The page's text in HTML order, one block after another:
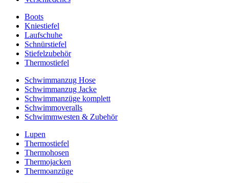
Boots
Kniestiefel
Laufschuhe
Schnürstiefel
Stiefelzubehör
Thermostiefel
Schwimmanzug Hose
Schwimmanzug Jacke
Schwimmanzüge komplett
Schwimmoveralls
Schwimmwesten & Zubehör
Lupen
Thermostiefel
Thermohosen
Thermojacken
Thermoanzüge